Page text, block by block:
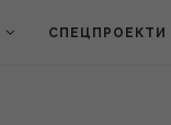
СПЕЦПРОЕКТИ